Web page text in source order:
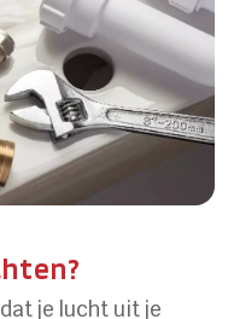
je lucht uit je